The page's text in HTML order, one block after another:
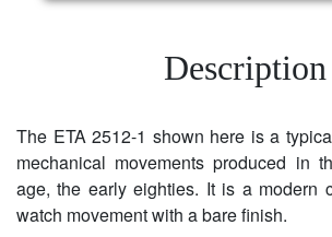
Description
The ETA 2512-1 shown here is a
mechanical movements produced in
age, the early eighties. It is a modern
watch movement with a bare finish.